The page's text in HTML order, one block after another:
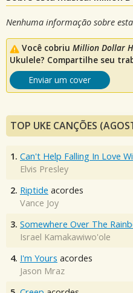
Nenhuma informação sobre
Você cobriu Million Dollar
Ukulele? Compartilhe seu
Enviar um cover
TOP UKE CANÇÕES
1. Can't Help Falling In Love
Elvis Presley
2. Riptide acordes
Vance Joy
3. Somewhere Over The
Israel Kamakawiwo'ole
4. I'm Yours acordes
Jason Mraz